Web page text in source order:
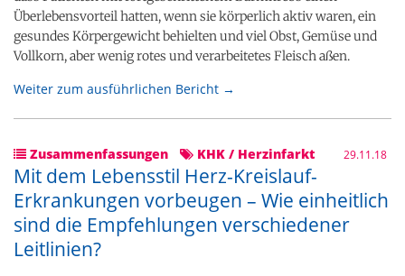
Überlebensvorteil hatten, wenn sie körperlich aktiv waren, ein
gesundes Körpergewicht behielten und viel Obst, Gemüse und
Vollkorn, aber wenig rotes und verarbeitetes Fleisch aßen.
Weiter zum ausführlichen Bericht →
Zusammenfassungen KHK / Herzinfarkt 29.11.18
Mit dem Lebensstil Herz-Kreislauf-
Erkrankungen vorbeugen – Wie einheitlich
sind die Empfehlungen verschiedener
Leitlinien?